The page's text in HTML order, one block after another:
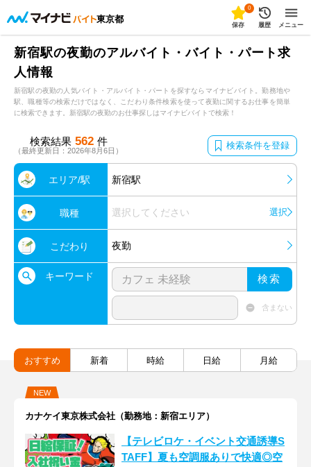
東京都
0
保存 履歴 メニュー
新宿駅の夜勤のアルバイト・バイト・パート求
人情報
新宿駅の夜勤の人気バイト・アルバイト・パートを探すならマイナビバイト。勤務地や
駅、職種等の検索だけではなく、こだわり条件検索を使って夜勤に関するお仕事を簡単
に検索できます。新宿駅の夜勤のお仕事探しはマイナビバイトで検索！
検索結果 562 件
（最終更新日：2026年8月6日） 検索条件を登録
エリア/駅 新宿駅
職種 選択してください 選択
こだわり 夜勤
キーワード 検索
含まない
おすすめ 新着 時給 日給 月給
NEW
カナケイ東京株式会社（勤務地：新宿エリア）
【テレビロケ・イベント交通誘導S
TAFF】夏も空調服ありで快適◎空